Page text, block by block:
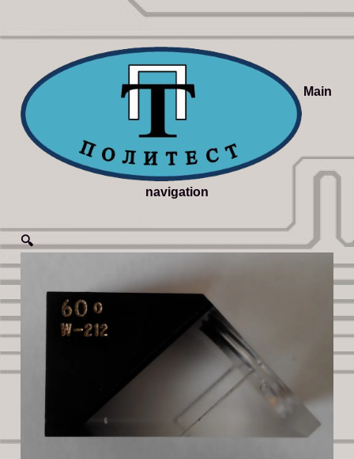
Main
navigation
🔍